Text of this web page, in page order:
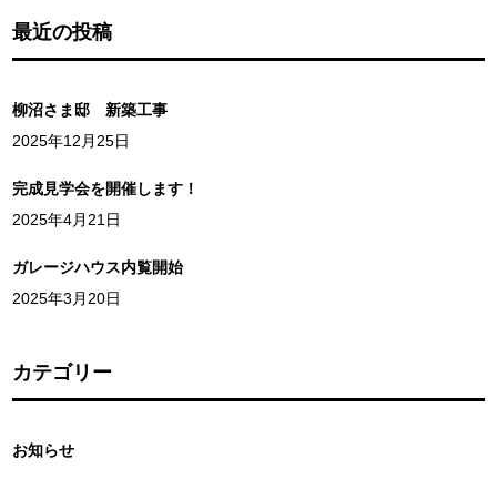
最近の投稿
柳沼さま邸 新築工事
2025年12月25日
完成見学会を開催します！
2025年4月21日
ガレージハウス内覧開始
2025年3月20日
カテゴリー
お知らせ